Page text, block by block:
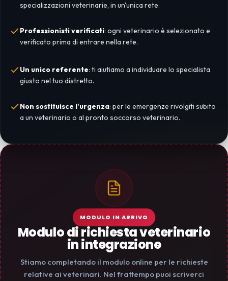
specializzazioni veterinarie, in un'unica rete.
Professionisti verificati: ogni veterinario è selezionato e
verificato prima di entrare nella rete.
Un unico referente: ti aiutiamo a individuare lo specialista
giusto nel tuo distretto.
Non sostituisce l'urgenza: per le emergenze rivolgiti subito
a un veterinario o al pronto soccorso veterinario.
MODULO IN ARRIVO
Modulo di richiesta veterinario
in integrazione
Stiamo completando il modulo online per le richieste
relative ai veterinari. Nel frattempo puoi scriverci